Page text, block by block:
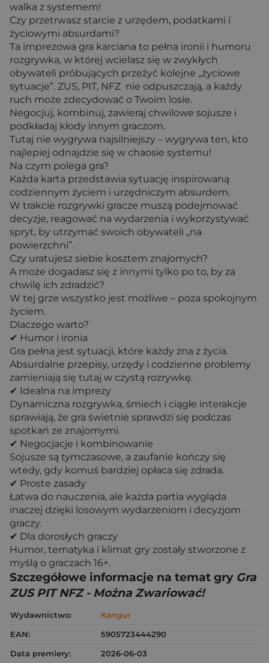
walka z systemem!
Czy przetrwasz starcie z urzędem, podatkami i
życiowymi absurdami?
Ta imprezowa gra karciana to pełna ironii i humoru
rozgrywka, w której wcielasz się w zwykłych
obywateli próbujących przeżyć kolejne „życiowe
sytuacje”. ZUS, PIT, NFZ nie odpuszczają, a każdy
ruch może zdecydować o Twoim losie.
Negocjuj, kombinuj, zawieraj chwilowe sojusze i
podkładaj kłody innym graczom.
Tutaj nie wygrywa najsilniejszy – wygrywa ten, kto
najlepiej odnajdzie się w chaosie systemu!
Na czym polega gra?
Każda karta przedstawia sytuację inspirowaną
codziennym życiem i urzędniczym absurdem.
W trakcie rozgrywki gracze muszą podejmować
decyzje, reagować na wydarzenia i wykorzystywać
spryt, by utrzymać swoich obywateli „na
powierzchni”.
Czy uratujesz siebie kosztem znajomych?
A może dogadasz się z innymi tylko po to, by za
chwilę ich zdradzić?
W tej grze wszystko jest możliwe – poza spokojnym
życiem.
Dlaczego warto?
✔ Humor i ironia
Gra pełna jest sytuacji, które każdy zna z życia.
Absurdalne przepisy, urzędy i codzienne problemy
zamieniają się tutaj w czystą rozrywkę.
✔ Idealna na imprezy
Dynamiczna rozgrywka, śmiech i ciągłe interakcje
sprawiają, że gra świetnie sprawdzi się podczas
spotkań ze znajomymi.
✔ Negocjacje i kombinowanie
Sojusze są tymczasowe, a zaufanie kończy się
wtedy, gdy komuś bardziej opłaca się zdrada.
✔ Proste zasady
Łatwa do nauczenia, ale każda partia wygląda
inaczej dzięki losowym wydarzeniom i decyzjom
graczy.
✔ Dla dorosłych graczy
Humor, tematyka i klimat gry zostały stworzone z
myślą o graczach 16+.
Szczegółowe informacje na temat gry Gra
ZUS PIT NFZ - Można Zwariować!
Wydawnictwo:
Kangur
EAN:
5905723444290
Data premiery:
2026-06-03